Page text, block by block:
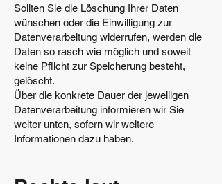
Sollten Sie die Löschung Ihrer Daten
wünschen oder die Einwilligung zur
Datenverarbeitung widerrufen, werden die
Daten so rasch wie möglich und soweit
keine Pflicht zur Speicherung besteht,
gelöscht.
Über die konkrete Dauer der jeweiligen
Datenverarbeitung informieren wir Sie
weiter unten, sofern wir weitere
Informationen dazu haben.